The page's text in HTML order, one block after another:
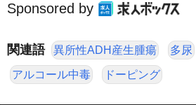
Sponsored by
関連語 異所性ADH産生腫瘍 多尿
アルコール中毒 ドーピング